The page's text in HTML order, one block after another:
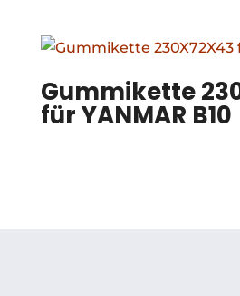
Gummikette
für YANMAR B10